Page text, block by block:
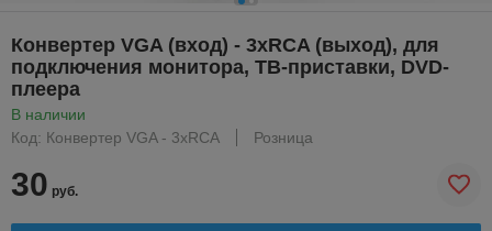
Конвертер VGA (вход) - 3xRCA (выход), для
подключения монитора, ТВ-приставки, DVD-
плеера
В наличии
Код: Конвертер VGA - 3xRCA
Розница
30 руб.